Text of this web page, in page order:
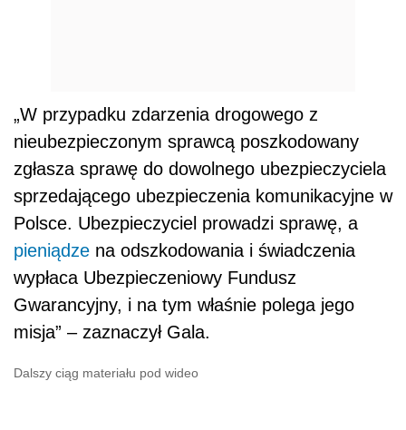
„W przypadku zdarzenia drogowego z
nieubezpieczonym sprawcą poszkodowany
zgłasza sprawę do dowolnego ubezpieczyciela
sprzedającego ubezpieczenia komunikacyjne w
Polsce. Ubezpieczyciel prowadzi sprawę, a
pieniądze na odszkodowania i świadczenia
wypłaca Ubezpieczeniowy Fundusz
Gwarancyjny, i na tym właśnie polega jego
misja” – zaznaczył Gala.
Dalszy ciąg materiału pod wideo